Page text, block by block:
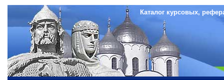
Каталог курсовых,